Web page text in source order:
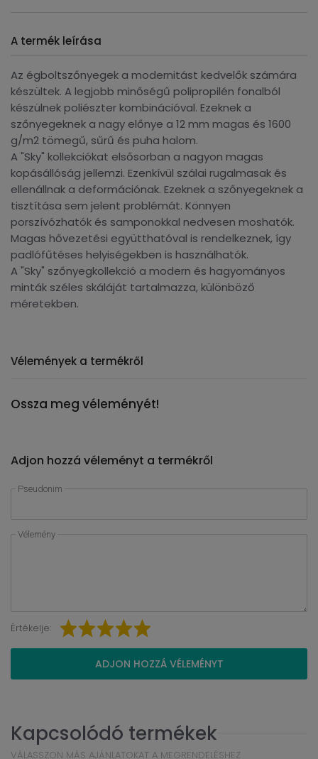
A termék leírása
Az égboltszőnyegek a modernitást kedvelők számára
készültek. A legjobb minőségű polipropilén fonalból
készülnek poliészter kombinációval. Ezeknek a
szőnyegeknek a nagy előnye a 12 mm magas és 1600
g/m2 tömegű, sűrű és puha halom.
A "Sky" kollekciókat elsősorban a nagyon magas
kopásállóság jellemzi. Ezenkívül szálai rugalmasak és
ellenállnak a deformációnak. Ezeknek a szőnyegeknek a
tisztítása sem jelent problémát. Könnyen
porszívózhatók és samponokkal nedvesen moshatók.
Magas hővezetési együtthatóval is rendelkeznek, így
padlófűtéses helyiségekben is használhatók.
A "Sky" szőnyegkollekció a modern és hagyományos
minták széles skáláját tartalmazza, különböző
méretekben.
Vélemények a termékről
Ossza meg véleményét!
Adjon hozzá véleményt a termékről
Pseudonim
Vélemény
Értékelje:
ADJON HOZZÁ VÉLEMÉNYT
Kapcsolódó termékek
VÁLASSZON MÁS AJÁNLATOKAT A MEGRENDELÉSHEZ